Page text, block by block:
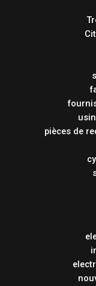
pièces de